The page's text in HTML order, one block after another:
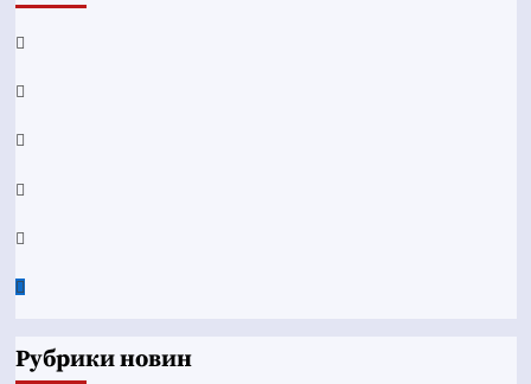
Facebook
YouTube
Telegram
Instagram
Twitter
Google
Рубрики новин